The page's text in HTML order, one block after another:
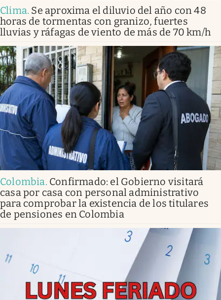
Clima. Se aproxima el diluvio del año con 48
horas de tormentas con granizo, fuertes
lluvias y ráfagas de viento de más de 70 km/h
Colombia. Confirmado: el Gobierno visitará
casa por casa con personal administrativo
para comprobar la existencia de los titulares
de pensiones en Colombia